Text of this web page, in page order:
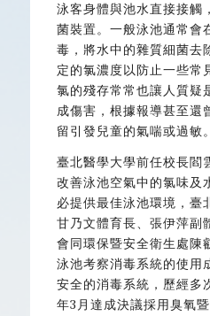
泳客身體與池水直接接觸
菌裝置。一般泳池通常會
毒，將水中的雜質細菌去
定的氯濃度以防止一些常
氯的殘存常常也讓人質疑
成傷害，根據報導甚至還
留引發兒童的氣喘或過敏。
臺北醫學大學前任校長閻
改善泳池空氣中的氯味及
必提供最佳泳池環境，臺
甘乃文體育長、張伊萍副
會同環保暨安全衛生處陳
泳池考察消毒系統的使用
安全的消毒系統，歷經多
年3月達成決議採用臭氧